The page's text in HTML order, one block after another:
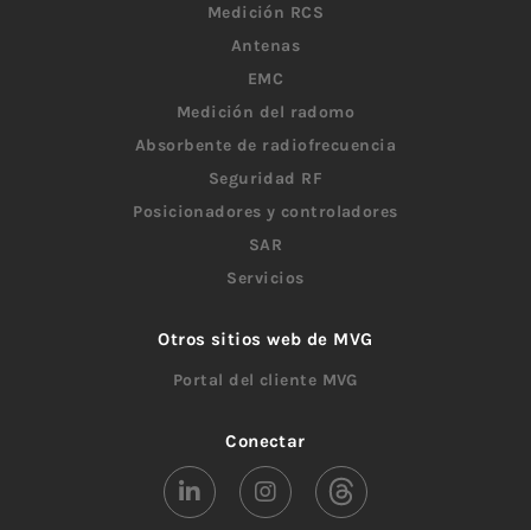
Medición RCS
Antenas
EMC
Medición del radomo
Absorbente de radiofrecuencia
Seguridad RF
Posicionadores y controladores
SAR
Servicios
Otros sitios web de MVG
Portal del cliente MVG
Conectar